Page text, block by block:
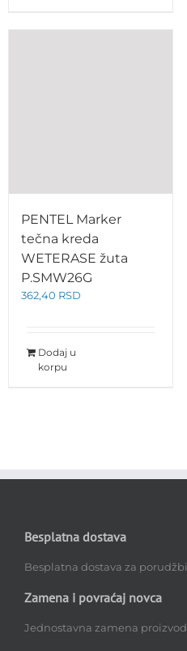
PENTEL Marker
tečna kreda
WETERASE žuta
P.SMW26G
362,40 RSD
Dodaj u
korpu
Besplatna dostava
Besplatna dostava za
Zamena i povraćaj novca
Jednostavna zamena